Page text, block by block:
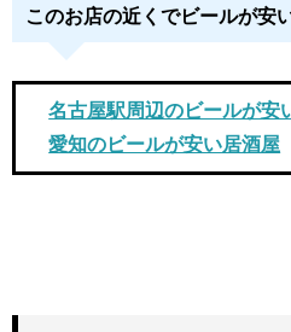
このお店の近くでビールが安
名古屋駅周辺のビールが安
愛知のビールが安い居酒屋